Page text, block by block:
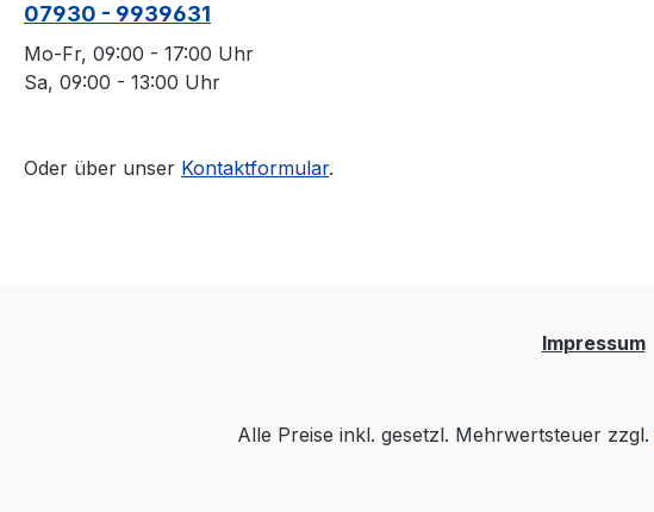
07930 - 9939631
Mo-Fr, 09:00 - 17:00 Uhr
Sa, 09:00 - 13:00 Uhr
Oder über unser Kontaktformular.
Impressum
Alle Preise inkl. gesetzl. Mehrwertsteuer zzgl.